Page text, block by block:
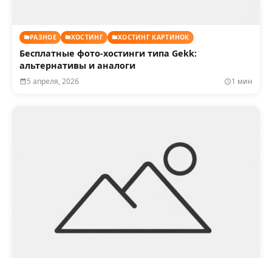
РАЗНОЕ ХОСТИНГ ХОСТИНГ КАРТИНОК
Бесплатные фото-хостинги типа Gekk:
альтернативы и аналоги
5 апреля, 2026 1 мин